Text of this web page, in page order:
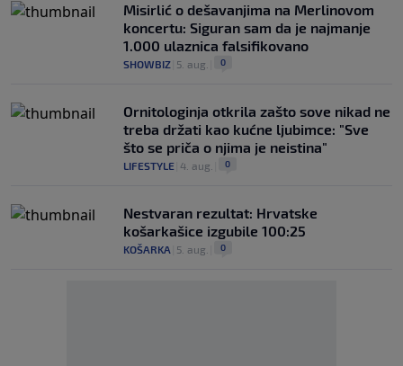
Misirlić o dešavanjima na Merlinovom
koncertu: Siguran sam da je najmanje
1.000 ulaznica falsifikovano
SHOWBIZ 5. aug. 0
Ornitologinja otkrila zašto sove nikad ne
treba držati kao kućne ljubimce: "Sve
što se priča o njima je neistina"
LIFESTYLE 4. aug. 0
Nestvaran rezultat: Hrvatske
košarkašice izgubile 100:25
KOŠARKA 5. aug. 0